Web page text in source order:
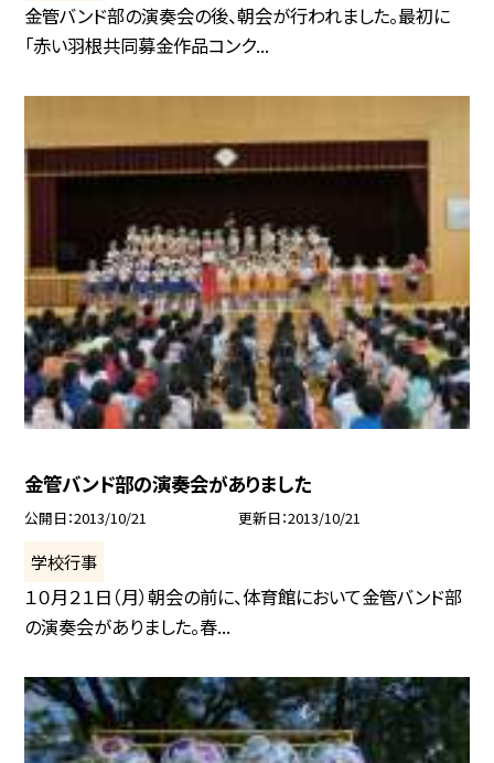
金管バンド部の演奏会の後、朝会が行われました。最初に
「赤い羽根共同募金作品コンク...
金管バンド部の演奏会がありました
公開日 2013/10/21 更新日 2013/10/21
学校行事
１０月２１日（月）朝会の前に、体育館において金管バンド部
の演奏会がありました。春...